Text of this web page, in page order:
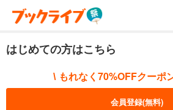
はじめての方はこちら
\ もれなく70%OFFクーポ
会員登録(無料)